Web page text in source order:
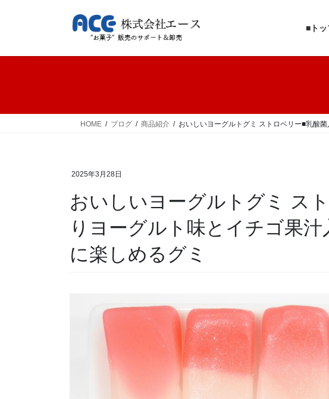
■トッ
HOME ブログ 商品紹介 おいしいヨーグルトグミ ストロベリー■乳酸
2025年3月28日
おいしいヨーグルトグミ ス
りヨーグルト味とイチゴ果
に楽しめるグミ